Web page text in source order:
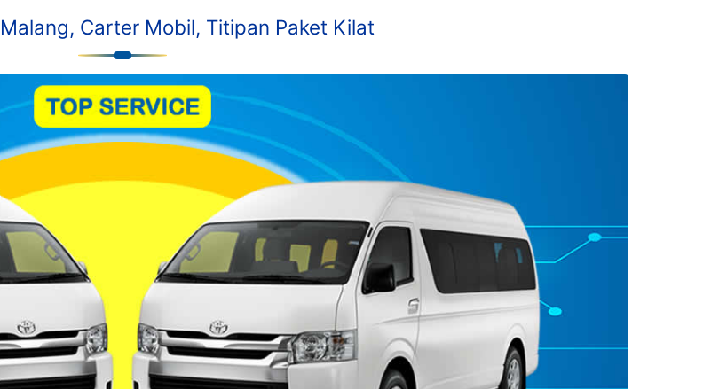
Carter Mobil, Titipan Paket Kilat